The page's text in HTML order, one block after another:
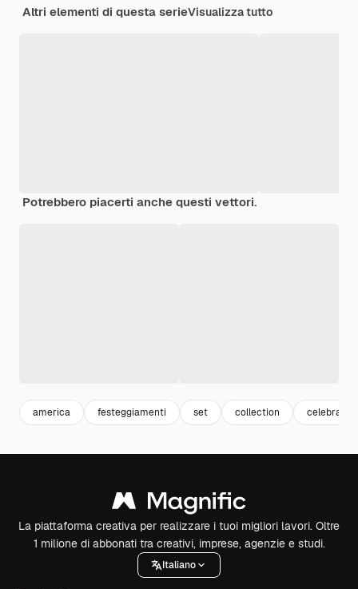
Altri elementi di questa serieVisualizza tutto
Potrebbero piacerti anche questi vettori.
america festeggiamenti set collection
La piattaforma creativa per realizzare i tuoi migliori lavori. Oltre
1 milione di abbonati tra creativi, imprese, agenzie e studi.
Italiano